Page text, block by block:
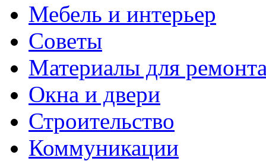
Мебель и интерьер
Советы
Материалы для
Окна и двери
Строительство
Коммуникации